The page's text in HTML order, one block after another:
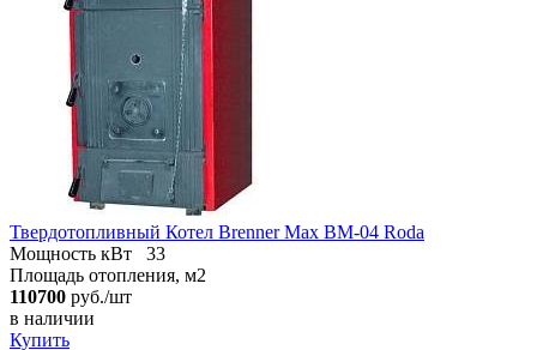
Твердотопливный Котел Brenner Max BM-04 Roda
Мощность кВт
33
Площадь отопления, м2
110700 руб./шт
в наличии
Купить